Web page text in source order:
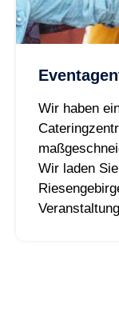
Wir haben
Wir laden